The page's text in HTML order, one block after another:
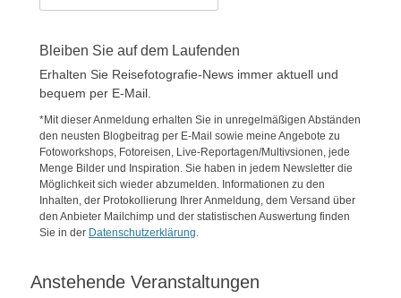
nach:
Bleiben Sie auf dem Laufenden
Erhalten Sie Reisefotografie-News immer aktuell und
bequem per E-Mail.
*Mit dieser Anmeldung erhalten Sie in unregelmäßigen Abständen
den neusten Blogbeitrag per E-Mail sowie meine Angebote zu
Fotoworkshops, Fotoreisen, Live-Reportagen/Multivsionen, jede
Menge Bilder und Inspiration. Sie haben in jedem Newsletter die
Möglichkeit sich wieder abzumelden. Informationen zu den
Inhalten, der Protokollierung Ihrer Anmeldung, dem Versand über
den Anbieter Mailchimp und der statistischen Auswertung finden
Sie in der Datenschutzerklärung.
Anstehende Veranstaltungen